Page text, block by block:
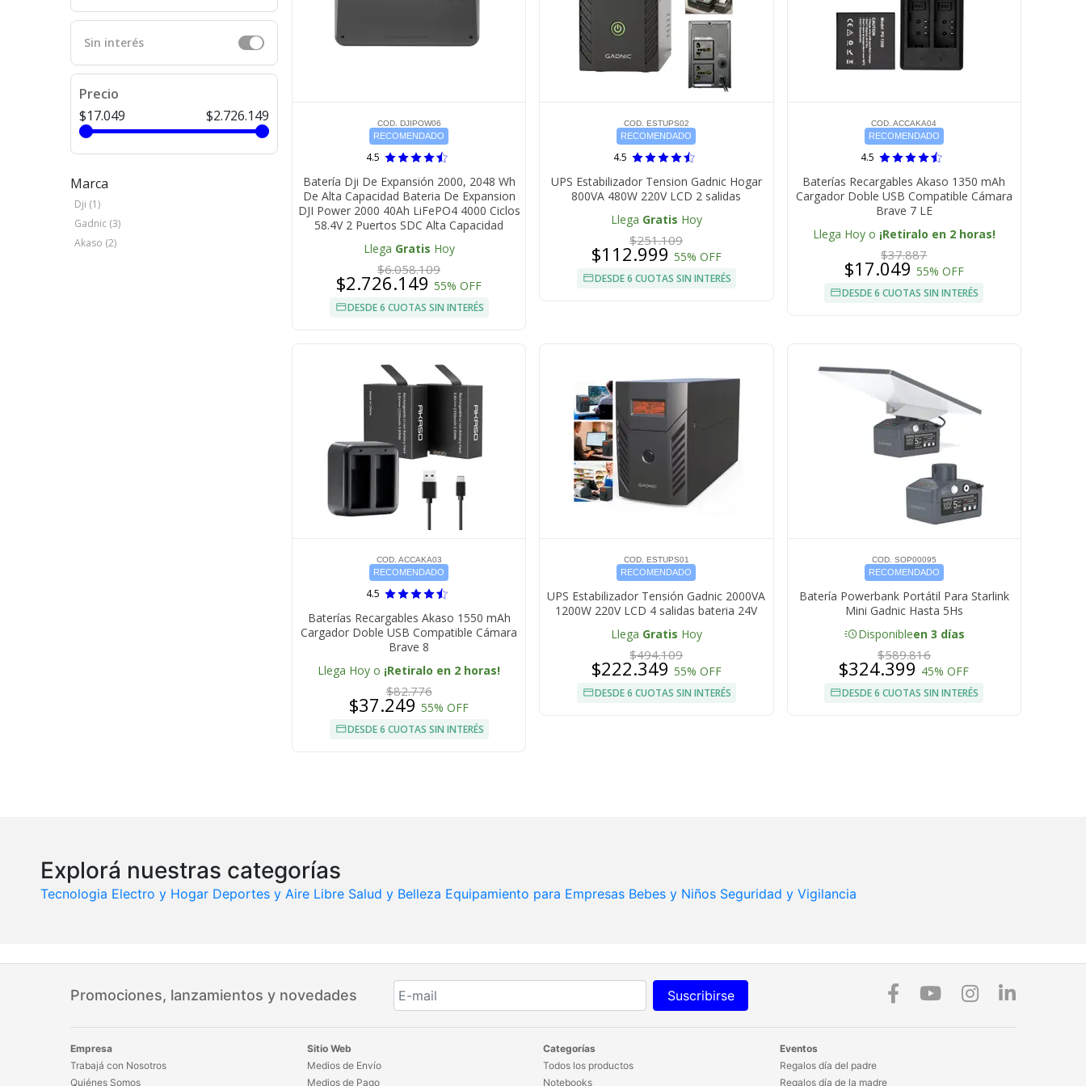
Sin interés
Precio
$17.049
$2.726.149
Marca
Dji (1)
Gadnic (3)
Akaso (2)
COD. DJIPOW06
RECOMENDADO
4.5
Batería Dji De Expansión 2000, 2048 Wh
De Alta Capacidad Bateria De Expansion
DJI Power 2000 40Ah LiFePO4 4000 Ciclos
58.4V 2 Puertos SDC Alta Capacidad
Llega Gratis Hoy
$6.058.109
$2.726.149 55% OFF
DESDE 6 CUOTAS SIN INTERÉS
COD. ESTUPS02
RECOMENDADO
4.5
UPS Estabilizador Tension Gadnic Hogar
800VA 480W 220V LCD 2 salidas
Llega Gratis Hoy
$251.109
$112.999 55% OFF
DESDE 6 CUOTAS SIN INTERÉS
COD. ACCAKA04
RECOMENDADO
4.5
Baterías Recargables Akaso 1350 mAh
Cargador Doble USB Compatible Cámara
Brave 7 LE
Llega Hoy o ¡Retiralo en 2 horas!
$37.887
$17.049 55% OFF
DESDE 6 CUOTAS SIN INTERÉS
COD. ACCAKA03
RECOMENDADO
4.5
Baterías Recargables Akaso 1550 mAh
Cargador Doble USB Compatible Cámara
Brave 8
Llega Hoy o ¡Retiralo en 2 horas!
$82.776
$37.249 55% OFF
DESDE 6 CUOTAS SIN INTERÉS
COD. ESTUPS01
RECOMENDADO
UPS Estabilizador Tensión Gadnic 2000VA
1200W 220V LCD 4 salidas bateria 24V
Llega Gratis Hoy
$494.109
$222.349 55% OFF
DESDE 6 CUOTAS SIN INTERÉS
COD. SOP00095
RECOMENDADO
Batería Powerbank Portátil Para Starlink
Mini Gadnic Hasta 5Hs
acuteDisponibleen 3 días
$589.816
$324.399 45% OFF
DESDE 6 CUOTAS SIN INTERÉS
Explorá nuestras categorías
Tecnologia Electro y Hogar Deportes y Aire Libre Salud y Belleza Equipamiento para Empresas Bebes y Niños Seguridad y Vigilancia
Promociones, lanzamientos y novedades Suscribirse
Empresa
Trabajá con Nosotros
Quiénes Somos
Sitio Web
Medios de Envío
Medios de Pago
Categorías
Todos los productos
Notebooks
Eventos
Regalos día del padre
Regalos día de la madre